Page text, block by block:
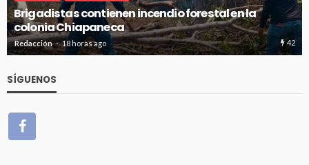
Avanza en tiempo y forma la construcción de pozos
de absorción en Cancún
Redacción 18 horas ago 23
SÍGUENOS